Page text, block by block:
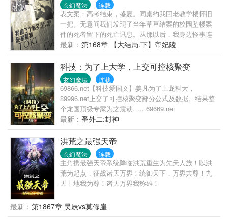
玄幻魔法 连载
表文案：高考结束，盛夏。同桌约我回老教学楼怀旧
一把。无意间我们发现了当年草草结案的校园坠楼案
件的死者留下的死亡讯息。从那以后，我身边怪事连
连，几番遇险。为求自保，我逢场作戏，杀手大大、
佣兵巨巨、特工叼叼、还有一群大怪兽层出不穷。直
到有一天，我发现，当年死的那个人，好像是我。里
文案：世界由三神统治，一天饭后哥仨儿觉得当神好
无趣，就想死一死。老三觉得哥哥们觉悟不高，没有
从根本上解决问题。于是独辟蹊径，放弃神籍到人间
下个乡。不料，失去神力的他却遭到了新时代人类的
反杀。神明在时代的新章中成为了标靶。他一气之
下，做出了一个重大的决定！那就是，就读于庆跃高
中一年七班..上帝修炼手册# #走‘基’层之诸神工作日记
# #落魄神人间求生指南# #宇宙房地产策划案例#文章
成分：搞笑悬疑三斤√ 校园风二两√ 学霸的基情故事√
帅比直男组团变弯√ 神学是自然科学√号外号外：本文
将于2月17日入V，入77章弟，大力爱我不要停。 过往
作品集： 扣扣疗养群：451218935 求收藏文章相关会
最新： 第168章 【大结局.下】帝妃陵
科技：为了上大学，上交可控核聚变
玄幻魔法 连载
69866.net【科技爱国文】姜凡为了上龙科大，
89996.net上交了可控核聚变部分公式及数据。结果整
个龙国顶级专家为之震动……69669.net
最新： 番外二:封神
洪荒之最强天帝
玄幻魔法 连载
主角携最强天帝系统降临洪荒重生为先天人族！以洪
荒为起点，征战诸天万界！统御天下，万界共尊！九
天十地我为尊！诸天万界我称雄！
最新： 第1867章 昊辰vs莫修崖